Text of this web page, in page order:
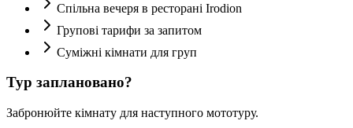
Спільна вечеря в ресторані Irodion
Групові тарифи за запитом
Суміжні кімнати для груп
Тур заплановано?
Забронюйте кімнату для наступного мототуру.